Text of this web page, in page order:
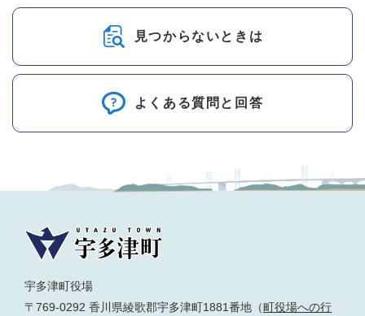
見つからないときは
よくある質問と回答
宇多津町役場
〒769-0292 香川県綾歌郡宇多津町1881番地（町役場への行